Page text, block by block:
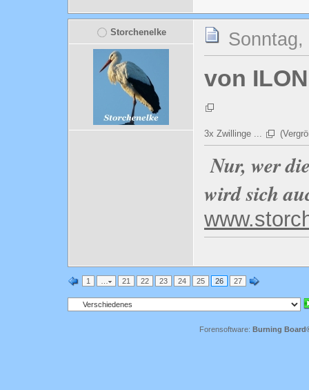
Storchenelke
von
3x Zwillinge ...
Nur, wer
wird sich
1 21 22 23 24 25 26 27
Forensoftware: Burning